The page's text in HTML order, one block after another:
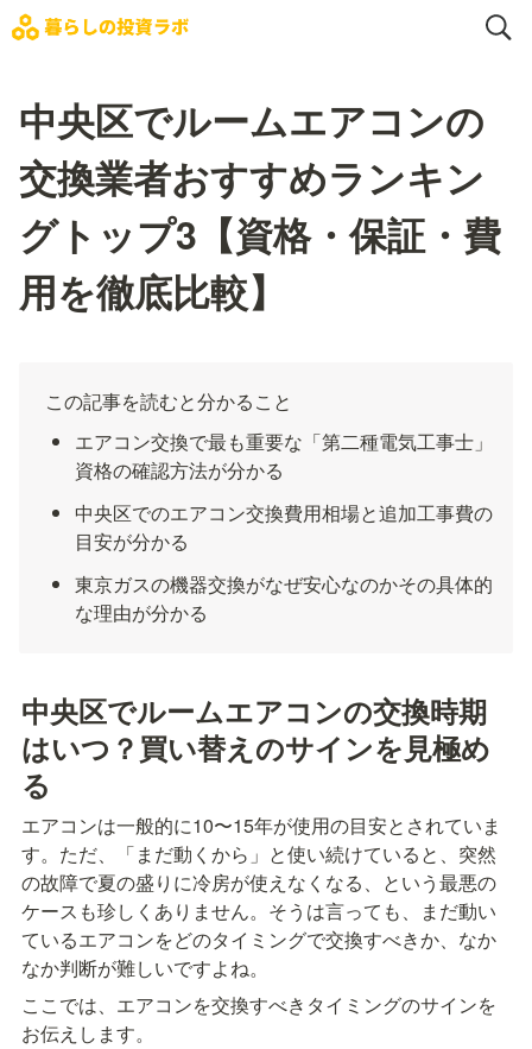
中央区でルームエアコンの
交換業者おすすめランキン
グトップ3【資格・保証・費
用を徹底比較】
この記事を読むと分かること
エアコン交換で最も重要な「第二種電気工事士」
資格の確認方法が分かる
中央区でのエアコン交換費用相場と追加工事費の
目安が分かる
東京ガスの機器交換がなぜ安心なのかその具体的
な理由が分かる
中央区でルームエアコンの交換時期
はいつ？買い替えのサインを見極め
る
エアコンは一般的に10〜15年が使用の目安とされていま
す。ただ、「まだ動くから」と使い続けていると、突然
の故障で夏の盛りに冷房が使えなくなる、という最悪の
ケースも珍しくありません。そうは言っても、まだ動い
ているエアコンをどのタイミングで交換すべきか、なか
なか判断が難しいですよね。
ここでは、エアコンを交換すべきタイミングのサインを
お伝えします。